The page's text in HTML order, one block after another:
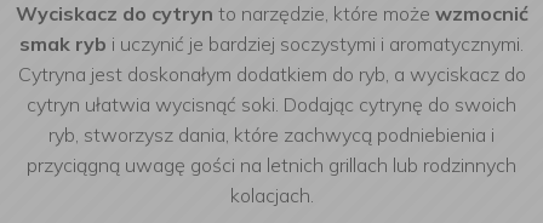
Wyciskacz do cytryn to narzędzie, które może wzmocnić
smak ryb i uczynić je bardziej soczystymi i aromatycznymi.
Cytryna jest doskonałym dodatkiem do ryb, a wyciskacz do
cytryn ułatwia wycisnąć soki. Dodając cytrynę do swoich
ryb, stworzysz dania, które zachwycą podniebienia i
przyciągną uwagę gości na letnich grillach lub rodzinnych
kolacjach.